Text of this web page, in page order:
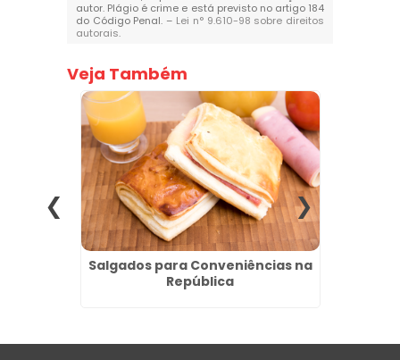
autor. Plágio é crime e está previsto no artigo 184
do Código Penal. – Lei n° 9.610-98 sobre direitos
autorais.
Veja Também
Salgados para Conveniências na
República